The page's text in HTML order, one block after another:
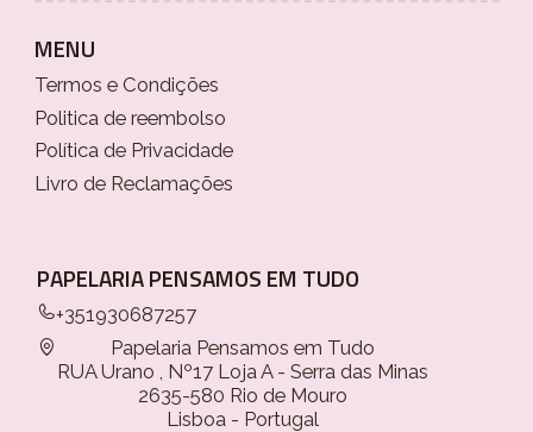
MENU
Termos e Condições
Politica de reembolso
Política de Privacidade
Livro de Reclamações
PAPELARIA PENSAMOS EM TUDO
+351930687257
Papelaria Pensamos em Tudo
RUA Urano , Nº17 Loja A - Serra das Minas
2635-580 Rio de Mouro
Lisboa - Portugal